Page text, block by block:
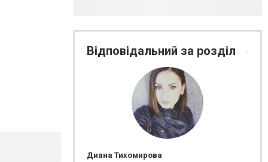
Відповідальний за розділ
Диана Тихомирова